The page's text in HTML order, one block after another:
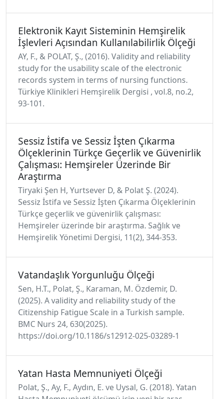
Elektronik Kayıt Sisteminin Hemşirelik
İşlevleri Açısından Kullanılabilirlik Ölçeği
AY, F., & POLAT, Ş., (2016). Validity and reliability
study for the usability scale of the electronic
records system in terms of nursing functions.
Türkiye Klinikleri Hemşirelik Dergisi , vol.8, no.2,
93-101.
Sessiz İstifa ve Sessiz İşten Çıkarma
Ölçeklerinin Türkçe Geçerlik ve Güvenirlik
Çalışması: Hemşireler Üzerinde Bir
Araştırma
Tiryaki Şen H, Yurtsever D, & Polat Ş. (2024).
Sessiz İstifa ve Sessiz İşten Çıkarma Ölçeklerinin
Türkçe geçerlik ve güvenirlik çalışması:
Hemşireler üzerinde bir araştırma. Sağlık ve
Hemşirelik Yönetimi Dergisi, 11(2), 344-353.
Vatandaşlık Yorgunluğu Ölçeği
Sen, H.T., Polat, Ş., Karaman, M. Özdemir, D.
(2025). A validity and reliability study of the
Citizenship Fatigue Scale in a Turkish sample.
BMC Nurs 24, 630(2025).
https://doi.org/10.1186/s12912-025-03289-1
Yatan Hasta Memnuniyeti Ölçeği
Polat, Ş., Ay, F., Aydın, E. ve Uysal, G. (2018). Yatan